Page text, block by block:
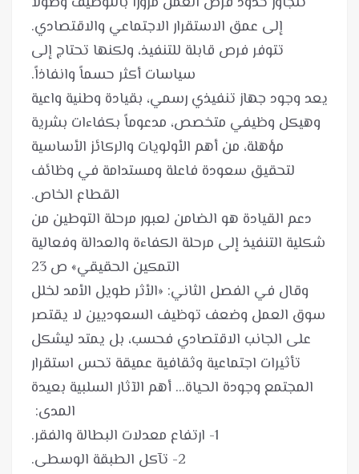
تتوفر فرص قابلة للتنفيذ، ولكنها تحتاج إلى
يعد وجود جهاز تنفيذي رسمي، بقيادة وطنية واعية
وهيكل وظيفي متخصص، مدعوماً بكفاءات بشرية
مؤهلة، من أهم الأولويات والركائز الأساسية
لتحقيق سعودة فاعلة ومستدامة في وظائف
دعم القيادة هو الضامن لعبور مرحلة التوطين من
شكلية التنفيذ إلى مرحلة الكفاءة والعدالة وفعالية
وقال في الفصل الثاني: «الأثر طويل الأمد لخلل
سوق العمل وضعف توظيف السعوديين لا يقتصر
على الجانب الاقتصادي فحسب، بل يمتد ليشكل
تأثيرات اجتماعية وثقافية عميقة تحس استقرار
المجتمع وجودة الحياة... أهم الآثار السلبية بعيدة